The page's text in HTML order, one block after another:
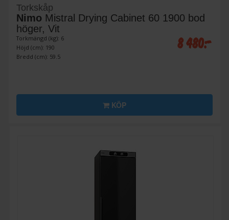
Torkskåp
Nimo Mistral Drying Cabinet 60 1900 bod
höger, Vit
Torkmängd (kg): 6
Höjd (cm): 190
Bredd (cm): 59.5
8 480:-
KÖP